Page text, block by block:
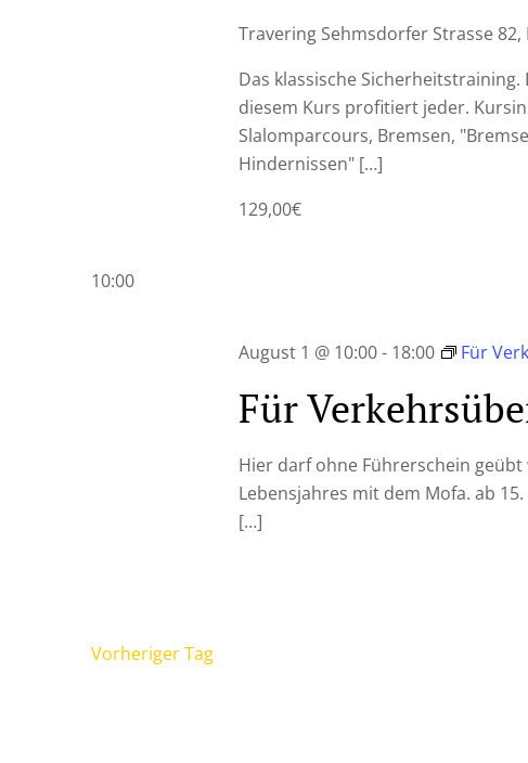
Travering Sehmsdorfer Strasse 82,
Das klassische
diesem Kurs profitiert jeder.
Slalomparcours, Bremsen,
Hindernissen"[…]
129,00€
10:00
August 1 @ 10:00- 18:00 Für
Für
Hier darf ohne Führerschein
Lebensjahres mit dem Mofa. ab
[…]
Vorheriger Tag